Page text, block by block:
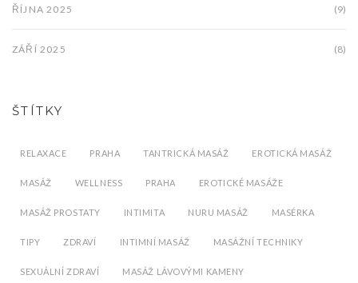
ŘÍJNA 2025 (9)
ZÁŘÍ 2025 (8)
ŠTÍTKY
RELAXACE PRAHA TANTRICKÁ MASÁŽ EROTICKÁ MASÁŽ
MASÁŽ WELLNESS PRAHA EROTICKÉ MASÁŽE
MASÁŽ PROSTATY INTIMITA NURU MASÁŽ MASÉRKA
TIPY ZDRAVÍ INTIMNÍ MASÁŽ MASÁŽNÍ TECHNIKY
SEXUÁLNÍ ZDRAVÍ MASÁŽ LÁVOVÝMI KAMENY